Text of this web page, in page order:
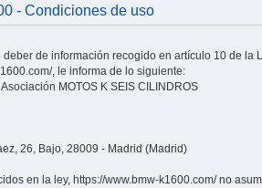
- Condiciones de uso
deber de información recogido en artículo 10 de
, le informa de lo siguiente:
MOTOS K SEIS CILINDROS
26, Bajo, 28009 - Madrid (Madrid)
en la ley, https://www.bmw-k1600.com/ no